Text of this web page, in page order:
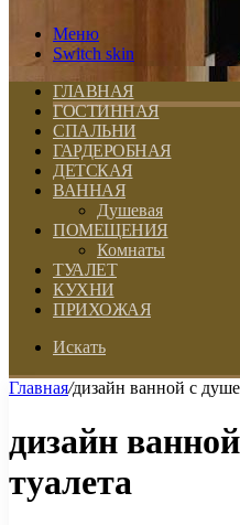
Меню
Switch skin
ГЛАВНАЯ
ГОСТИННАЯ
СПАЛЬНИ
ГАРДЕРОБНАЯ
ДЕТСКАЯ
ВАННАЯ
Душевая
ПОМЕЩЕНИЯ
Комнаты
ТУАЛЕТ
КУХНИ
ПРИХОЖАЯ
Искать
Главная/дизайн ванной с
дизайн
туалета